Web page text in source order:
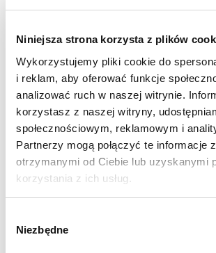
Niniejsza strona korzysta z plików
Wykorzystujemy pliki cookie do
i reklam, aby oferować funkcje
analizować ruch w naszej witrynie.
korzystasz z naszej witryny,
społecznościowym, reklamowym i
Partnerzy mogą połączyć te informacje
otrzymanymi od Ciebie lub uzyskanymi
korzystania z ich usług.
zgody
Niezbędne
używając dowolnego edytora tekstowego np
Gdzie są przechowywane
cookies?
Cookies są przechowywane na dysku twardym
dokładniej w folderze Twojej przeglądarki
Internet Explorer, Firefox, Safari, Chrome, itp.
Przeglądarki na Twoim komputerze nie
samochodów nie pokażą się w Firefox.